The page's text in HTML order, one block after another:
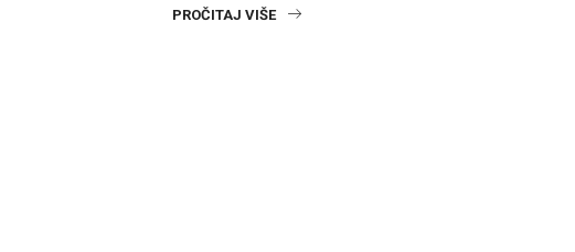
PROČITAJ VIŠE